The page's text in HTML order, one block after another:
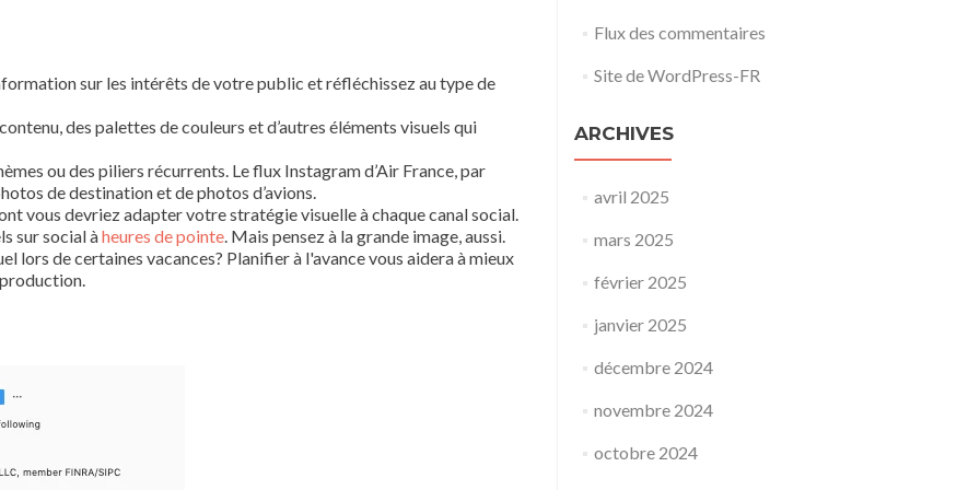
sur les intérêts de votre public et réfléchissez au type de
des palettes de couleurs et d’autres éléments visuels qui
ou des piliers récurrents. Le flux Instagram d’Air France, par
de destination et de photos d’avions.
vous devriez adapter votre stratégie visuelle à chaque canal social.
sur social àheures de pointe. Mais pensez à la grande image, aussi.
lors de certaines vacances? Planifier à l'avance vous aidera à mieux
Flux des commentaires
Site de WordPress-FR
ARCHIVES
avril 2025
mars 2025
février 2025
janvier 2025
décembre 2024
novembre 2024
octobre 2024